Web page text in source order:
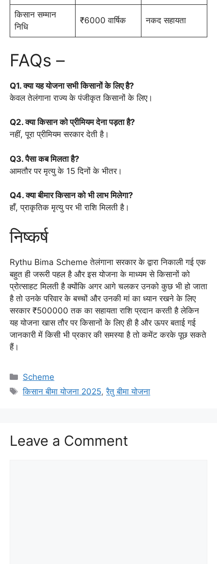
किसान सम्मान
निधि
₹6000 वार्षिक नकद सहायता
FAQs –
Q1. क्या यह योजना सभी किसानों के लिए है?
केवल तेलंगाना राज्य के पंजीकृत किसानों के लिए।
Q2. क्या किसान को प्रीमियम देना पड़ता है?
नहीं, पूरा प्रीमियम सरकार देती है।
Q3. पैसा कब मिलता है?
आमतौर पर मृत्यु के 15 दिनों के भीतर।
Q4. क्या बीमार किसान को भी लाभ मिलेगा?
हाँ, प्राकृतिक मृत्यु पर भी राशि मिलती है।
निष्कर्ष
Rythu Bima Scheme तेलंगाना सरकार के द्वारा निकाली गई एक
बहुत ही जरूरी पहल है और इस योजना के माध्यम से किसानों को
प्रोत्साहट मिलती है क्योंकि अगर आगे चलकर उनको कुछ भी हो जाता
है तो उनके परिवार के बच्चों और उनकी मां का ध्यान रखने के लिए
सरकार ₹500000 तक का सहायता राशि प्रदान करती है लेकिन
यह योजना खास तौर पर किसानों के लिए ही है और ऊपर बताई गई
जानकारी में किसी भी प्रकार की समस्या है तो कमेंट करके पूछ सकते
हैं।
Categories
Scheme
Tags
किसान बीमा योजना 2025,रैतु बीमा योजना
Leave a Comment